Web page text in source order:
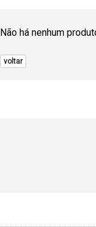
Não há nenhum
voltar